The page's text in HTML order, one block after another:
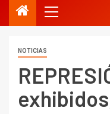
NOTICIAS